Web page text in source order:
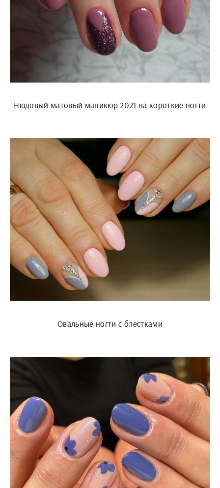
Нюдовый матовый маникюр 2021 на короткие ногти
Овальные ногти с блестками